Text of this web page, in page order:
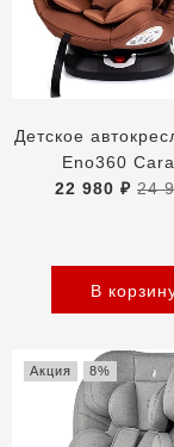
Детское
Eno360
22 980 ₽ 24
В
Акция 8%